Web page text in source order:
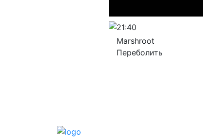
21:40
Marshroot
Переболить